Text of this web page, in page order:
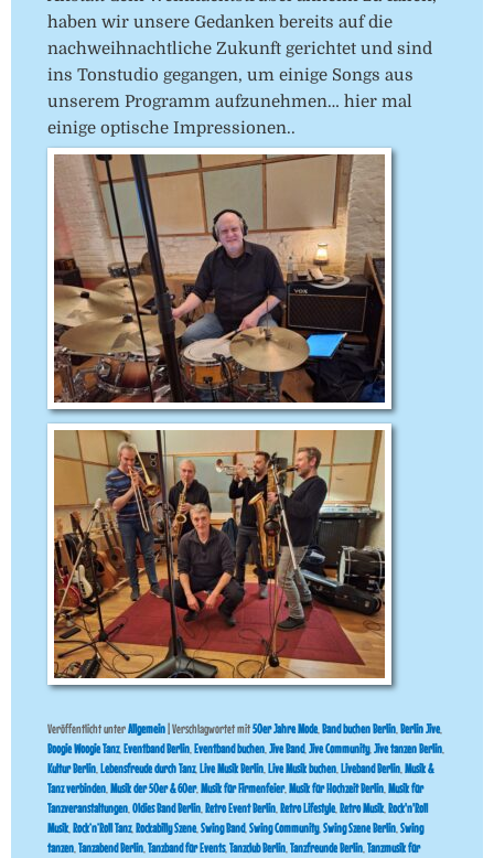
haben wir unsere Gedanken bereits auf die
nachweihnachtliche Zukunft gerichtet und sind
ins Tonstudio gegangen, um einige Songs aus
unserem Programm aufzunehmen… hier mal
einige optische Impressionen..
Veröffentlicht unterAllgemein Verschlagwortet mit50er Jahre Mode,Band buchen Berlin,Berlin Jive,
Boogie Woogie Tanz, Eventband Berlin, Eventband buchen,Jive Band,Jive Community,Jive tanzen Berlin,
Kultur Berlin, Lebensfreude durch Tanz, Live Musik Berlin, Live Musik buchen, Liveband Berlin,Musik &
Tanz verbinden,Musik der 50er & 60er,Musik für Firmenfeier,Musik für Hochzeit Berlin,Musik für
Tanzveranstaltungen,Oldies Band Berlin,Retro Event Berlin,Retro Lifestyle,Retro Musik,Rock'n'Roll
Musik,Rock’n’Roll Tanz,Rockabilly Szene,Swing Band,Swing Community,Swing Szene Berlin,Swing
tanzen,Tanzabend Berlin,Tanzband für Events,Tanzclub Berlin,Tanzfreunde Berlin,Tanzmusik für